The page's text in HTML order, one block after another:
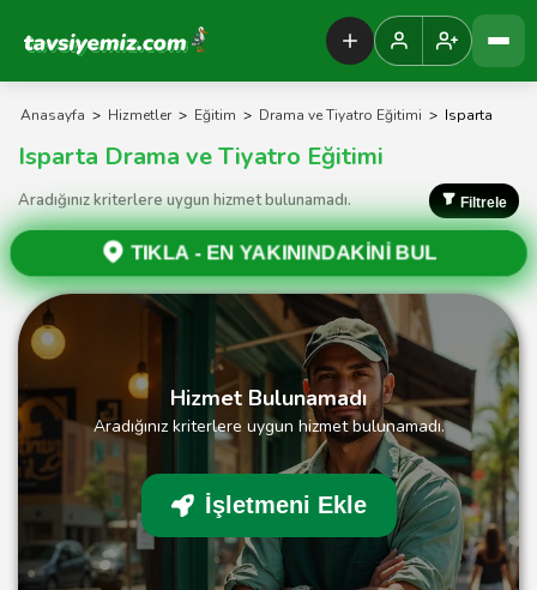
Tavsiyemiz Anasayfa
Anasayfa > Hizmetler > Eğitim > Drama ve Tiyatro Eğitimi > Isparta
Isparta Drama ve Tiyatro Eğitimi
Aradığınız kriterlere uygun hizmet bulunamadı. Filtrele
TIKLA - EN YAKININDAKİNİ BUL
Hizmet Bulunamadı
Aradığınız kriterlere uygun hizmet bulunamadı.
İşletmeni Ekle